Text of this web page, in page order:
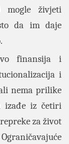
mogle živjeti
da im daje
finansija i
i
nema prilike
izađe iz četiri
za život